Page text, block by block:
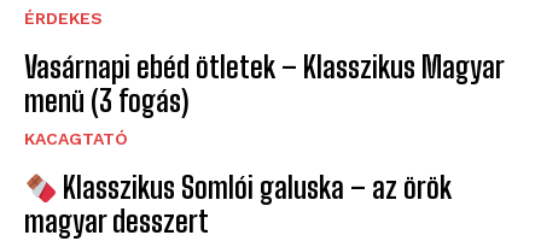
ÉRDEKES
Vasárnapi ebéd ötletek – Klasszikus Magyar
menü (3 fogás)
KACAGTATÓ
Klasszikus Somlói galuska – az örök
magyar desszert